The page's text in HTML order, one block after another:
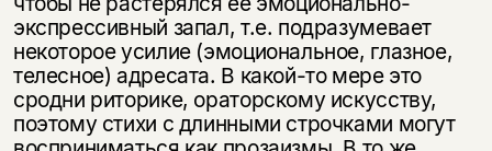
экспрессивный запал, т.е. подразумевает
некоторое усилие (эмоциональное, глазное,
телесное) адресата. В какой-то мере это
сродни риторике, ораторскому искусству,
поэтому стихи с длинными строчками могут